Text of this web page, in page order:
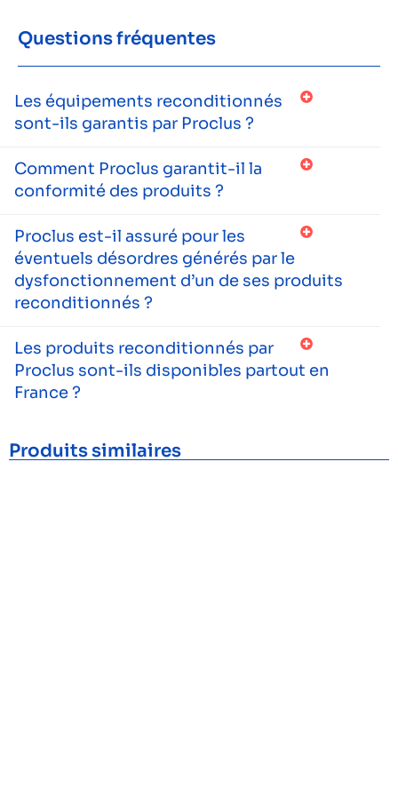
Questions fréquentes
Les équipements reconditionnés
sont-ils garantis par Proclus ?
Comment Proclus garantit-il la
conformité des produits ?
Proclus est-il assuré pour les
éventuels désordres générés par le
dysfonctionnement d’un de ses produits
reconditionnés ?
Les produits reconditionnés par
Proclus sont-ils disponibles partout en
France ?
Produits similaires